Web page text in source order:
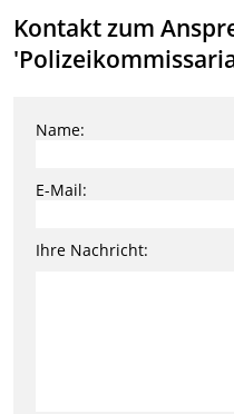
Kontakt zum
Name:
E-Mail:
Ihre Nachricht: